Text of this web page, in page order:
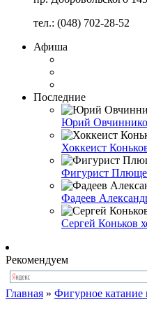
тел.: (048) 702-28-52
Афиша
Последние
Юрий
Хоккеист
Фигурист
Фадеев
Сергей Коньков
Рекомендуем
Главная » Фигурное